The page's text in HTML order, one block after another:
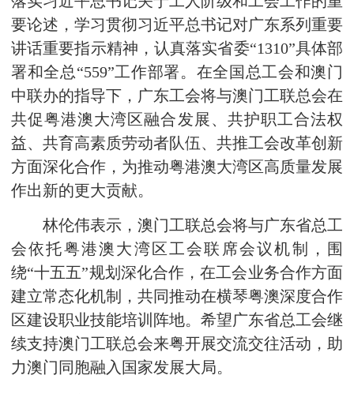
要论述，学习贯彻习近平总书记对广东系列重要
讲话重要指示精神，认真落实省委“1310”具体部
署和全总“559”工作部署。在全国总工会和澳门
中联办的指导下，广东工会将与澳门工联总会在
共促粤港澳大湾区融合发展、共护职工合法权
益、共育高素质劳动者队伍、共推工会改革创新
方面深化合作，为推动粤港澳大湾区高质量发展
作出新的更大贡献。
林伦伟表示，澳门工联总会将与广东省总工
会依托粤港澳大湾区工会联席会议机制，围
绕“十五五”规划深化合作，在工会业务合作方面
建立常态化机制，共同推动在横琴粤澳深度合作
区建设职业技能培训阵地。希望广东省总工会继
续支持澳门工联总会来粤开展交流交往活动，助
力澳门同胞融入国家发展大局。